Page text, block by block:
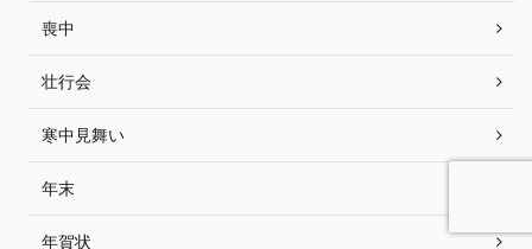
喪中
壮行会
寒中見舞い
年末
年賀状